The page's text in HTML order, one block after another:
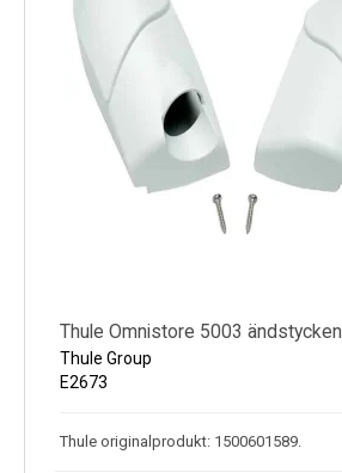
Thule Omnistore 5003 ändstycken
Thule Group
E2673
Thule originalprodukt: 1500601589.